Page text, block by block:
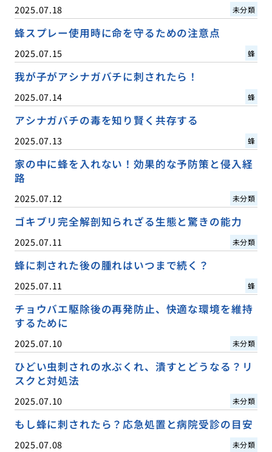
2025.07.18 未分類
蜂スプレー使用時に命を守るための注意点
2025.07.15 蜂
我が子がアシナガバチに刺されたら！
2025.07.14 蜂
アシナガバチの毒を知り賢く共存する
2025.07.13 蜂
家の中に蜂を入れない！効果的な予防策と侵入経
路
2025.07.12 未分類
ゴキブリ完全解剖知られざる生態と驚きの能力
2025.07.11 未分類
蜂に刺された後の腫れはいつまで続く？
2025.07.11 蜂
チョウバエ駆除後の再発防止、快適な環境を維持
するために
2025.07.10 未分類
ひどい虫刺されの水ぶくれ、潰すとどうなる？リ
スクと対処法
2025.07.10 未分類
もし蜂に刺されたら？応急処置と病院受診の目安
2025.07.08 未分類